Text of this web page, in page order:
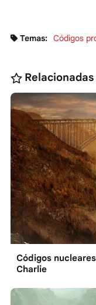
Temas: Códigos
Relacionadas
Códigos
Charlie